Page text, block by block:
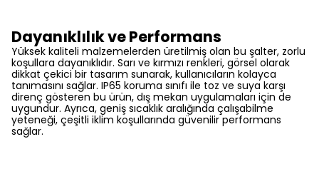
Dayanıklılık ve Performans
Yüksek kaliteli malzemelerden üretilmiş olan bu şalter, zorlu
koşullara dayanıklıdır. Sarı ve kırmızı renkleri, görsel olarak
dikkat çekici bir tasarım sunarak, kullanıcıların kolayca
tanımasını sağlar. IP65 koruma sınıfı ile toz ve suya karşı
direnç gösteren bu ürün, dış mekan uygulamaları için de
uygundur. Ayrıca, geniş sıcaklık aralığında çalışabilme
yeteneği, çeşitli iklim koşullarında güvenilir performans
sağlar.